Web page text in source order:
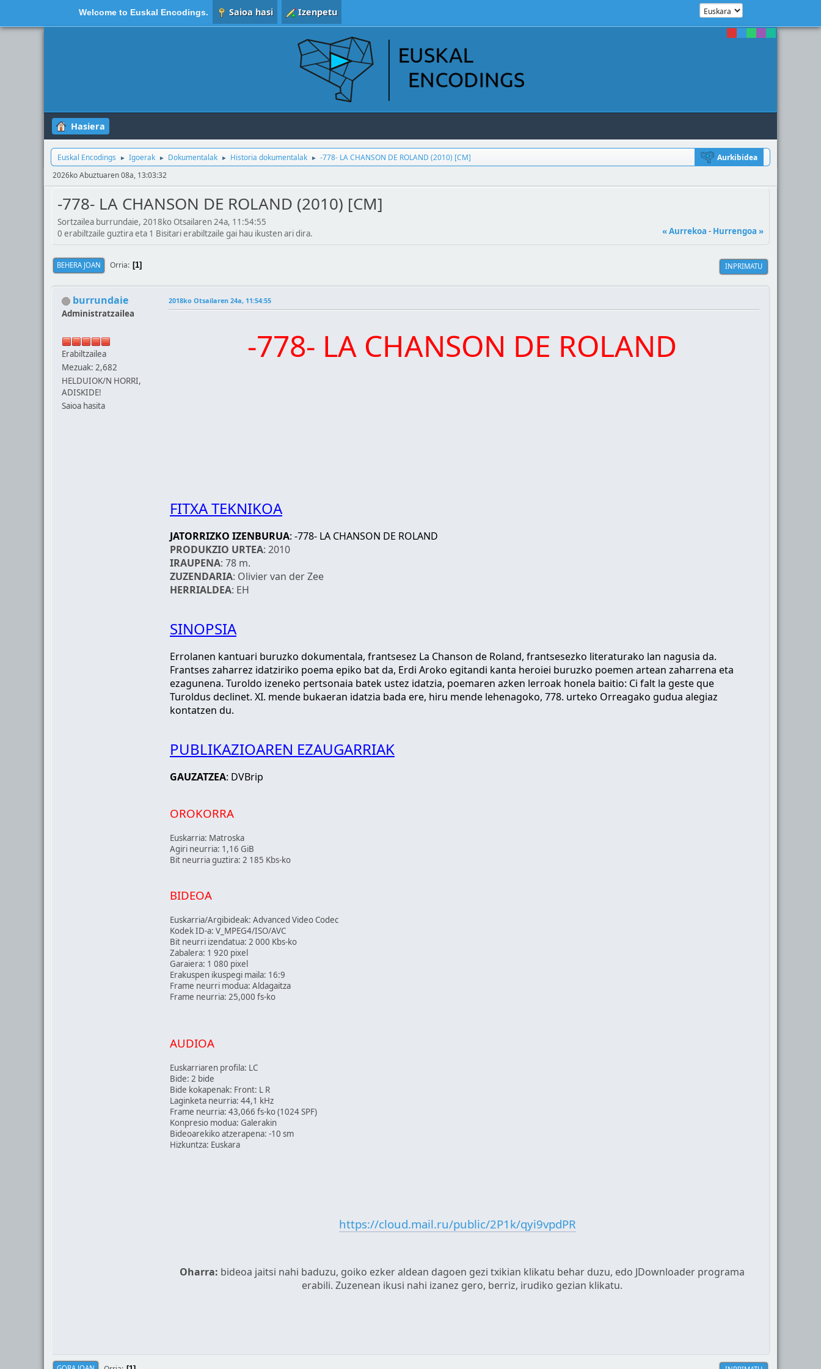
Welcome to Euskal Encodings. Saioa hasi Izenpetu
Hasiera
Euskal Encodings ► Igoerak ► Dokumentalak ► Historia dokumentalak ► -778- LA CHANSON DE ROLAND (2010) [CM]
Aurkibidea
2026ko Abuztuaren 08a, 13:03:32
-778- LA CHANSON DE ROLAND (2010) [CM]
Sortzailea burrundaie, 2018ko Otsailaren 24a, 11:54:55
« Aurrekoa - Hurrengoa »
0 erabiltzaile guztira eta 1 Bisitari erabiltzaile gai hau ikusten ari dira.
INPRIMATU
BEHERA JOAN Orria 1
burrundaie
Administratzailea
Erabiltzailea
Mezuak: 2,682
HELDUIOK/N HORRI,
ADISKIDE!
Saioa hasita
2018ko Otsailaren 24a, 11:54:55
-778- LA CHANSON DE ROLAND
FITXA TEKNIKOA
JATORRIZKO IZENBURUA: -778- LA CHANSON DE ROLAND
PRODUKZIO URTEA: 2010
IRAUPENA: 78 m.
ZUZENDARIA: Olivier van der Zee
HERRIALDEA: EH
SINOPSIA
Errolanen kantuari buruzko dokumentala, frantsesez La Chanson de Roland, frantsesezko literaturako lan nagusia da.
Frantses zaharrez idatziriko poema epiko bat da, Erdi Aroko egitandi kanta heroiei buruzko poemen artean zaharrena eta
ezagunena. Turoldo izeneko pertsonaia batek ustez idatzia, poemaren azken lerroak honela baitio: Ci falt la geste que
Turoldus declinet. XI. mende bukaeran idatzia bada ere, hiru mende lehenagoko, 778. urteko Orreagako gudua alegiaz
kontatzen du.
PUBLIKAZIOAREN EZAUGARRIAK
GAUZATZEA: DVBrip
OROKORRA
Euskarria: Matroska
Agiri neurria: 1,16 GiB
Bit neurria guztira: 2 185 Kbs-ko
BIDEOA
Euskarria/Argibideak: Advanced Video Codec
Kodek ID-a: V_MPEG4/ISO/AVC
Bit neurri izendatua: 2 000 Kbs-ko
Zabalera: 1 920 pixel
Garaiera: 1 080 pixel
Erakuspen ikuspegi maila: 16:9
Frame neurri modua: Aldagaitza
Frame neurria: 25,000 fs-ko
AUDIOA
Euskarriaren profila: LC
Bide: 2 bide
Bide kokapenak: Front: L R
Laginketa neurria: 44,1 kHz
Frame neurria: 43,066 fs-ko (1024 SPF)
Konpresio modua: Galerakin
Bideoarekiko atzerapena: -10 sm
Hizkuntza: Euskara
https://cloud.mail.ru/public/2P1k/qyi9vpdPR
Oharra: bideoa jaitsi nahi baduzu, goiko ezker aldean dagoen gezi txikian klikatu behar duzu, edo JDownloader programa
erabili. Zuzenean ikusi nahi izanez gero, berriz, irudiko gezian klikatu.